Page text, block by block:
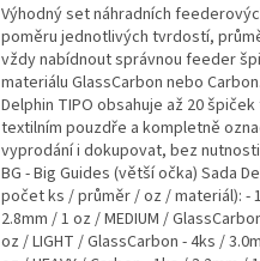
Výhodný set náhradních
poměru jednotlivých tvrdostí,
vždy nabídnout správnou feeder
materiálu GlassCarbon nebo
Delphin TIPO obsahuje až 20
textilním pouzdře a kompletně
vyprodání i dokupovat, bez
BG - Big Guides (větší očka) Sada
počet ks / průměr / oz / materiál): -
2.8mm / 1 oz / MEDIUM /
oz / LIGHT / GlassCarbon - 4ks /